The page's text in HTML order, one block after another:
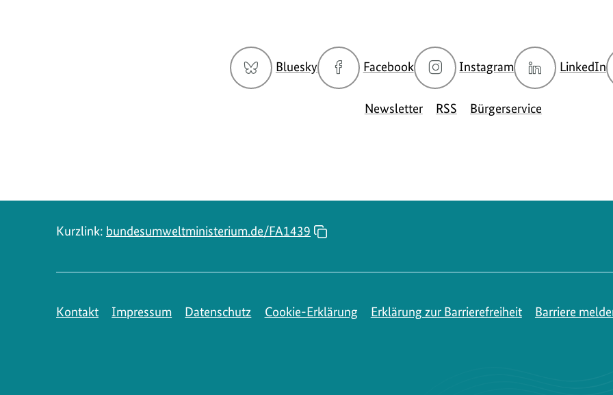
Bluesky
zur
Bluesky-
Seite
Facebook
zur
Facebook-
Seite
des
Instagram
zur
Instagram-
Seite
des
LinkedIn
Newsletter RSS Bürgerservice
Kurzlink: bundesumweltministerium.de/FA1439
Kontakt Impressum Datenschutz Cookie-Erklärung Erklärung zur Barrierefreiheit Barriere